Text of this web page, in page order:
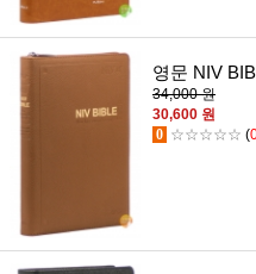
영문 NIV
34,000 원
30,600 원
0 ☆☆☆☆☆ (